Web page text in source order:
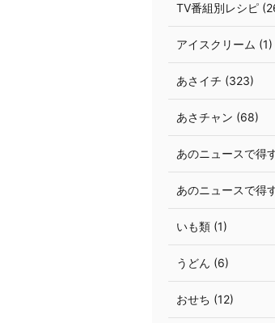
TV番組別レシピ
アイスクリーム (1)
あさイチ (323)
あさチャン (68)
あのニュースで得
あのニュースで得
いも類 (1)
うどん (6)
おせち (12)